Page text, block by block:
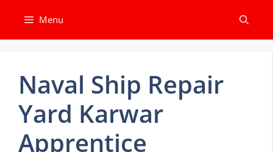
content
Menu
Naval Ship Repair
Yard Karwar
Apprentice